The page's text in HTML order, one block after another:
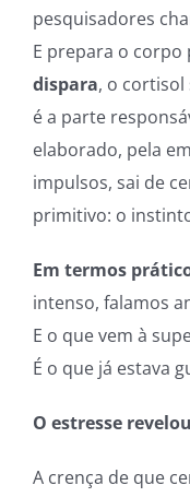
pesquisadores
E prepara o corpo
dispara, o
é a parte
elaborado, pela
impulsos, sai de
primitivo: o
Em termos
intenso, falamos
E o que vem à
É o que já estava
O estresse
A crença de que